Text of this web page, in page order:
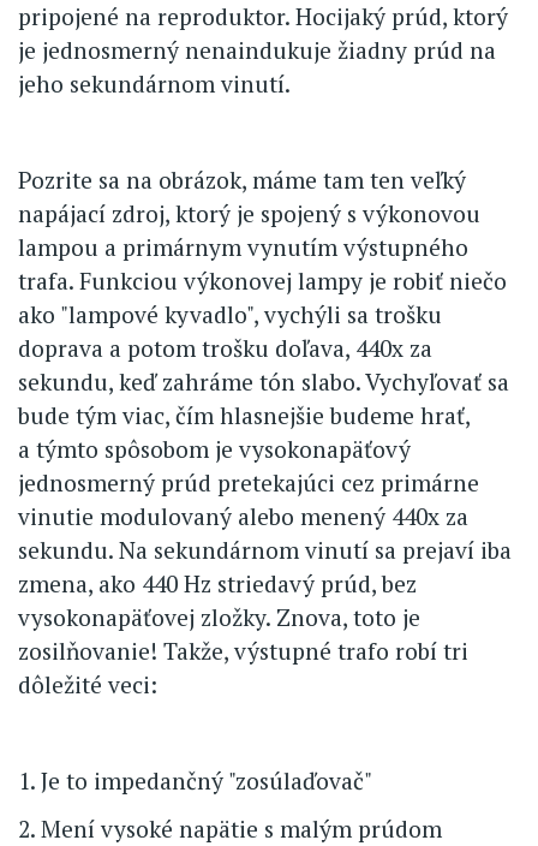
pripojené na reproduktor. Hocijaký prúd, ktorý
je jednosmerný nenaindukuje žiadny prúd na
jeho sekundárnom vinutí.
Pozrite sa na obrázok, máme tam ten veľký
napájací zdroj, ktorý je spojený s výkonovou
lampou a primárnym vynutím výstupného
trafa. Funkciou výkonovej lampy je robiť niečo
ako "lampové kyvadlo", vychýli sa trošku
doprava a potom trošku doľava, 440x za
sekundu, keď zahráme tón slabo. Vychyľovať sa
bude tým viac, čím hlasnejšie budeme hrať,
a týmto spôsobom je vysokonapäťový
jednosmerný prúd pretekajúci cez primárne
vinutie modulovaný alebo menený 440x za
sekundu. Na sekundárnom vinutí sa prejaví iba
zmena, ako 440 Hz striedavý prúd, bez
vysokonapäťovej zložky. Znova, toto je
zosilňovanie! Takže, výstupné trafo robí tri
dôležité veci:
1. Je to impedančný "zosúlaďovač"
2. Mení vysoké napätie s malým prúdom